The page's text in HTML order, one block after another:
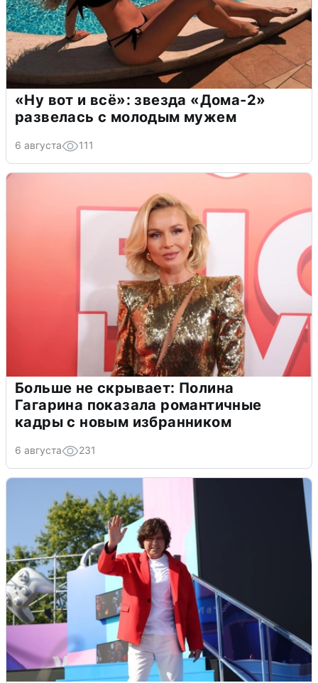
«Ну вот и всё»: звезда «Дома-2»
развелась с молодым мужем
6 августа 111
Больше не скрывает: Полина
Гагарина показала романтичные
кадры с новым избранником
6 августа 231